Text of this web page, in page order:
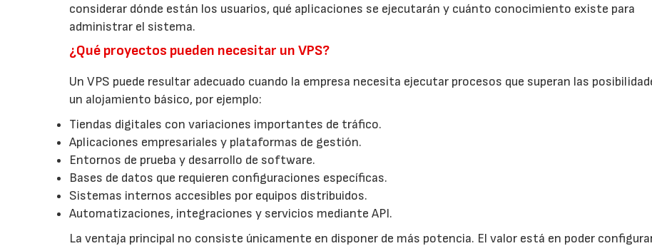
considerar dónde están los usuarios, qué aplicaciones se ejecutarán y cuánto conocimiento existe para
administrar el sistema.
¿Qué proyectos pueden necesitar un VPS?
Un VPS puede resultar adecuado cuando la empresa necesita ejecutar procesos que superan las
un alojamiento básico, por ejemplo:
Tiendas digitales con variaciones importantes de tráfico.
Aplicaciones empresariales y plataformas de gestión.
Entornos de prueba y desarrollo de software.
Bases de datos que requieren configuraciones específicas.
Sistemas internos accesibles por equipos distribuidos.
Automatizaciones, integraciones y servicios mediante API.
La ventaja principal no consiste únicamente en disponer de más potencia. El valor está en poder